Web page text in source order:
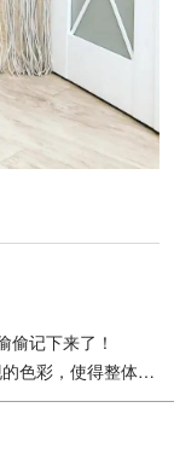
偷记下来了！
下一篇：一改美式沉闷的格调，以点缀形式出现的色彩，使得整体氛围和谐温馨又不显凌乱，凸显出空间的华美气质